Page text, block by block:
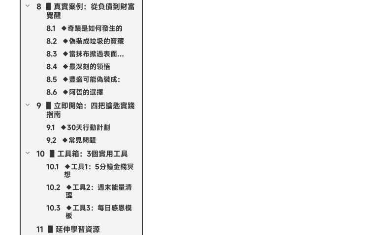
▋真實案例：從負債到財富
覺醒
◆奇蹟是如何發生的
◆偽裝成垃圾的寶藏
◆當抹布掀過表面…
◆最深刻的領悟
◆豐盛可能偽裝成：
◆阿哲的選擇
▋立即開始：四把鑰匙實踐
指南
◆30天行動計劃
◆常見問題
▋工具箱：3個實用工具
◆工具1：5分鐘金錢冥
想
◆工具2：週末能量清
理
◆工具3：每日感恩模
板
▋延伸學習資源